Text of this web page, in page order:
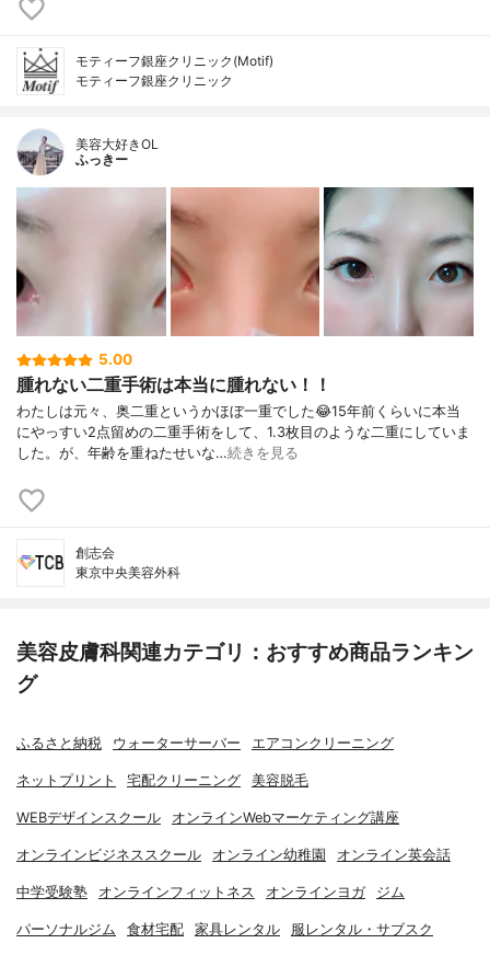
モティーフ銀座クリニック(Motif)
モティーフ銀座クリニック
美容大好きOL
ふっきー
5.00
腫れない二重手術は本当に腫れない！！
わたしは元々、奥二重というかほぼ一重でした😂15年前くらいに本当
にやっすい2点留めの二重手術をして、1.3枚目のような二重にしていま
した。が、年齢を重ねたせいな…続きを見る
創志会
東京中央美容外科
美容皮膚科関連カテゴリ：おすすめ商品ランキン
グ
ふるさと納税 ウォーターサーバー エアコンクリーニング
ネットプリント 宅配クリーニング 美容脱毛
WEBデザインスクール オンラインWebマーケティング講座
オンラインビジネススクール オンライン幼稚園 オンライン英会話
中学受験塾 オンラインフィットネス オンラインヨガ ジム
パーソナルジム 食材宅配 家具レンタル 服レンタル・サブスク